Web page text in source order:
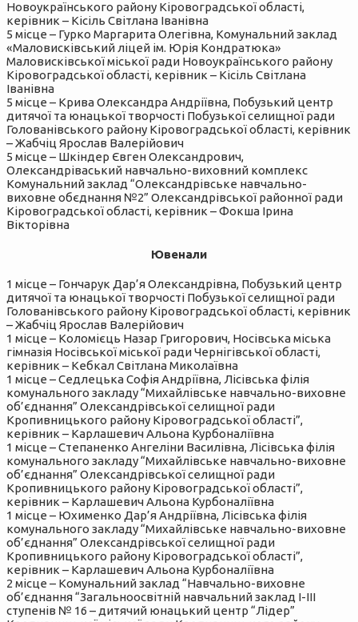
Новоукраїнського району Кіровоградської області,
керівник – Кісіль Світлана Іванівна
5 місце – Гурко Маргарита Олегівна, Комунальний заклад
«Маловисківський ліцей ім. Юрія Кондратюка»
Маловисківської міської ради Новоукраїнського району
Кіровоградської області, керівник – Кісіль Світлана
Іванівна
5 місце – Крива Олександра Андріївна, Побузький центр
дитячої та юнацької творчості Побузької селищної ради
Голованівського району Кіровоградської області, керівник
– Жабчіц Ярослав Валерійович
5 місце – Шкіндер Євген Олександрович,
Олександріваський навчально-виховний комплекс
Комунальний заклад “Олександрівське навчально-
виховне обєднання №2” Олександрівської районної ради
Кіровоградської області, керівник – Фокша Ірина
Вікторівна
Ювенали
1 місце – Гончарук Дар’я Олександрівна, Побузький центр
дитячої та юнацької творчості Побузької селищної ради
Голованівського району Кіровоградської області, керівник
– Жабчіц Ярослав Валерійович
1 місце – Коломієць Назар Григорович, Носівська міська
гімназія Носівської міської ради Чернігівської області,
керівник – Кебкал Світлана Миколаївна
1 місце – Седлецька Софія Андріївна, Лісівська філія
комунального закладу “Михайлівське навчально-виховне
об’єднання” Олександрівської селищної ради
Кропивницького району Кіровоградської області”,
керівник – Карлашевич Альона Курбоналіївна
1 місце – Степаненко Ангеліни Василівна, Лісівська філія
комунального закладу “Михайлівське навчально-виховне
об’єднання” Олександрівської селищної ради
Кропивницького району Кіровоградської області”,
керівник – Карлашевич Альона Курбоналіївна
1 місце – Юхименко Дар’я Андріївна, Лісівська філія
комунального закладу “Михайлівське навчально-виховне
об’єднання” Олександрівської селищної ради
Кропивницького району Кіровоградської області”,
керівник – Карлашевич Альона Курбоналіївна
2 місце – Комунальний заклад “Навчально-виховне
об’єднання “Загальноосвітній навчальний заклад І-ІІІ
ступенів № 16 – дитячий юнацький центр “Лідер”